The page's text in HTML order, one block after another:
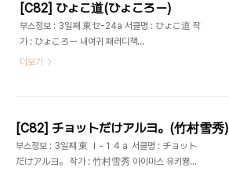
[C82] ひょこ道(ひょころー)
부스정보 : 3일째 東セ-24a 서클명 : ひょこ道 작
가 : ひょころー 내여귀 패러디책
http://hyocorou.blog71.fc2.com/
더보기
[C82] チョットだけアルヨ。(竹村雪秀)
부스정보 : 3일쨰 東 Ｉ-１４ａ 서클명 : チョット
だけアルヨ。 작가 : 竹村雪秀 아이마스 유키뿅과